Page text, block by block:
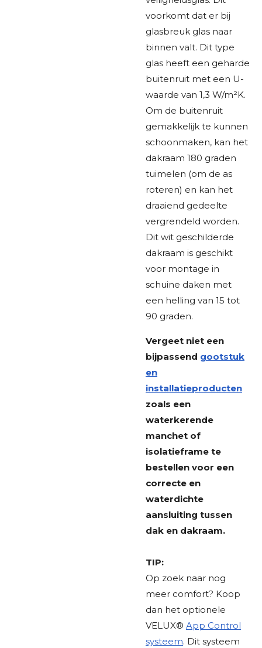
voorkomt dat er bij
glasbreuk glas naar
binnen valt. Dit type
glas heeft een geharde
buitenruit met een U-
waarde van 1,3 W/m²K.
Om de buitenruit
gemakkelijk te kunnen
schoonmaken, kan het
dakraam 180 graden
tuimelen (om de as
roteren) en kan het
draaiend gedeelte
vergrendeld worden.
Dit wit geschilderde
dakraam is geschikt
voor montage in
schuine daken met
een helling van 15 tot
90 graden.
Vergeet niet een
bijpassend gootstuk
en
installatieproducten
zoals een
waterkerende
manchet of
isolatieframe te
bestellen voor een
correcte en
waterdichte
aansluiting tussen
dak en dakraam.
TIP:
Op zoek naar nog
meer comfort? Koop
dan het optionele
VELUX® App Control
systeem. Dit systeem